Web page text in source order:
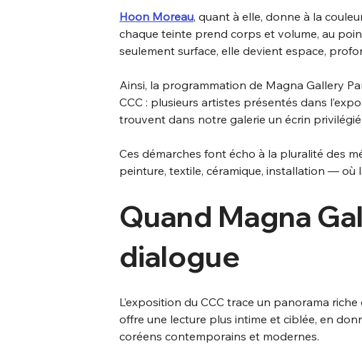
Hoon Moreau, quant à elle, donne à la
chaque teinte prend corps et volume, au
seulement surface, elle devient espace,
Ainsi, la programmation de Magna Gallery
CCC : plusieurs artistes présentés dans
trouvent dans notre galerie un écrin
Ces démarches font écho à la pluralité des
peinture, textile, céramique, installation — où
Quand Magna
dialogue
L’exposition du CCC trace un panorama
offre une lecture plus intime et ciblée, en
coréens contemporains et modernes.